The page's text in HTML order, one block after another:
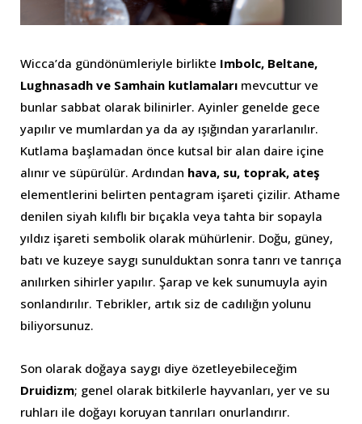
Wicca’da gündönümleriyle birlikte Imbolc, Beltane,
Lughnasadh ve Samhain kutlamaları mevcuttur ve
bunlar sabbat olarak bilinirler. Ayinler genelde gece
yapılır ve mumlardan ya da ay ışığından yararlanılır.
Kutlama başlamadan önce kutsal bir alan daire içine
alınır ve süpürülür. Ardından hava, su, toprak, ateş
elementlerini belirten pentagram işareti çizilir. Athame
denilen siyah kılıflı bir bıçakla veya tahta bir sopayla
yıldız işareti sembolik olarak mühürlenir. Doğu, güney,
batı ve kuzeye saygı sunulduktan sonra tanrı ve tanrıça
anılırken sihirler yapılır. Şarap ve kek sunumuyla ayin
sonlandırılır. Tebrikler, artık siz de cadılığın yolunu
biliyorsunuz.
Son olarak doğaya saygı diye özetleyebileceğim
Druidizm; genel olarak bitkilerle hayvanları, yer ve su
ruhları ile doğayı koruyan tanrıları onurlandırır.